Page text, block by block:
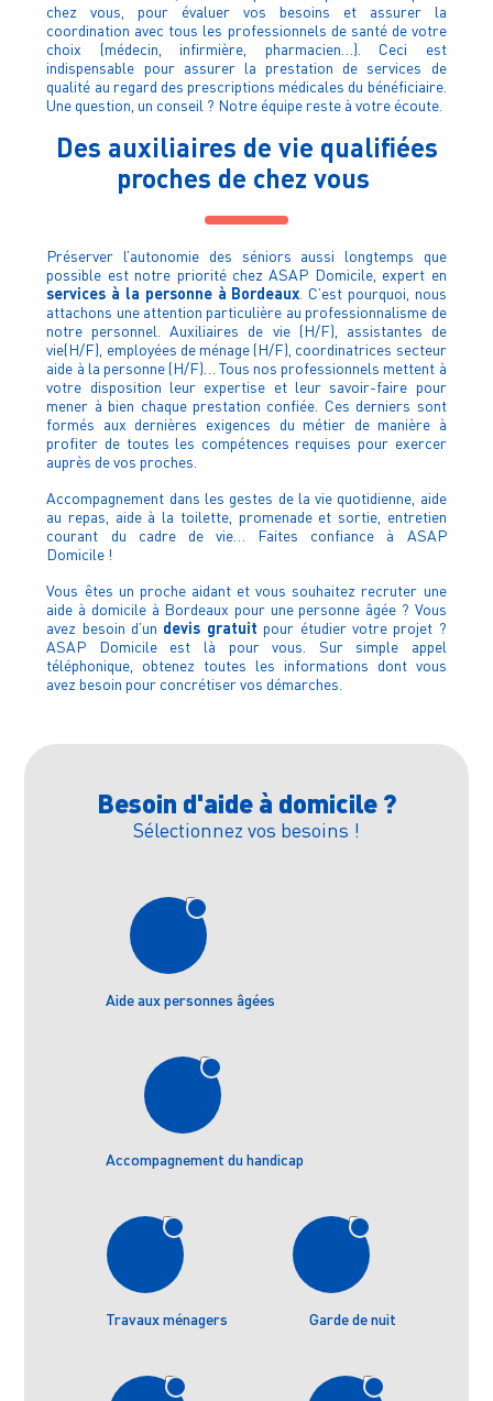
chez vous, pour évaluer vos besoins et assurer la
coordination avec tous les professionnels de santé de votre
choix (médecin, infirmière, pharmacien…). Ceci est
indispensable pour assurer la prestation de services de
qualité au regard des prescriptions médicales du bénéficiaire.
Une question, un conseil ? Notre équipe reste à votre écoute.
Des auxiliaires de vie qualifiées
proches de chez vous
Préserver l’autonomie des séniors aussi longtemps que
possible est notre priorité chez ASAP Domicile, expert en
services à la personne à Bordeaux . C’est pourquoi, nous
attachons une attention particulière au professionnalisme de
notre personnel. Auxiliaires de vie (H/F), assistantes de
vie(H/F), employées de ménage (H/F), coordinatrices secteur
aide à la personne (H/F)… Tous nos professionnels mettent à
votre disposition leur expertise et leur savoir-faire pour
mener à bien chaque prestation confiée. Ces derniers sont
formés aux dernières exigences du métier de manière à
profiter de toutes les compétences requises pour exercer
auprès de vos proches.
Accompagnement dans les gestes de la vie quotidienne, aide
au repas, aide à la toilette, promenade et sortie, entretien
courant du cadre de vie… Faites confiance à ASAP
Domicile !
Vous êtes un proche aidant et vous souhaitez recruter une
aide à domicile à Bordeaux pour une personne âgée ? Vous
avez besoin d’un devis gratuit pour étudier votre projet ?
ASAP Domicile est là pour vous. Sur simple appel
téléphonique, obtenez toutes les informations dont vous
avez besoin pour concrétiser vos démarches.
Besoin d'aide à domicile ?
Sélectionnez vos besoins !
Aide aux personnes âgées
Accompagnement du handicap
Travaux ménagers Garde de nuit